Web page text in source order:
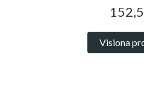
Visiona